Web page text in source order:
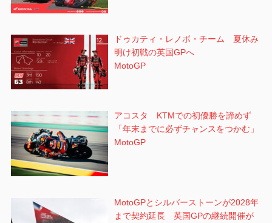
ドゥカティ・レノボ・チーム 夏休み
明け初戦の英国GPへ
MotoGP
アコスタ KTMでの初優勝を諦めず
「年末までに必ずチャンスをつかむ」
MotoGP
MotoGPとシルバーストーンが2028年
まで契約延長 英国GPの継続開催が